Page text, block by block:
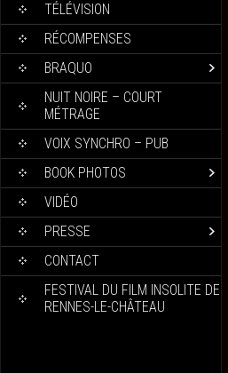
TÉLÉVISION
RÉCOMPENSES
BRAQUO
NUIT NOIRE – COURT
MÉTRAGE
VOIX SYNCHRO – PUB
BOOK PHOTOS
VIDÉO
PRESSE
CONTACT
FESTIVAL DU FILM INSOLITE DE
RENNES-LE-CHÂTEAU